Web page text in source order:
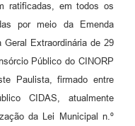
ratificadas, em todos os
por meio da Emenda
Geral Extraordinária de 29
Público do CINORP
Paulista, firmado entre
CIDAS, atualmente
da Lei Municipal n.º